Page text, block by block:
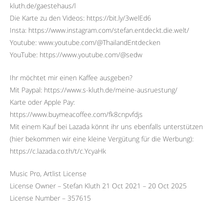
kluth.de/gaestehaus/l
Die Karte zu den Videos: https://bit.ly/3welEd6
Insta: https://www.instagram.com/stefan.entdeckt.die.welt/
Youtube: www.youtube.com/@ThailandEntdecken
YouTube: https://www.youtube.com/@sedw
Ihr möchtet mir einen Kaffee ausgeben?
Mit Paypal: https://www.s-kluth.de/meine-ausruestung/
Karte oder Apple Pay:
https://www.buymeacoffee.com/fk8cnpvfdjs
Mit einem Kauf bei Lazada könnt ihr uns ebenfalls unterstützen
(hier bekommen wir eine kleine Vergütung für die Werbung):
https://c.lazada.co.th/t/c.YcyaHk
Music Pro, Artlist License
License Owner – Stefan Kluth 21 Oct 2021 – 20 Oct 2025
License Number – 357615